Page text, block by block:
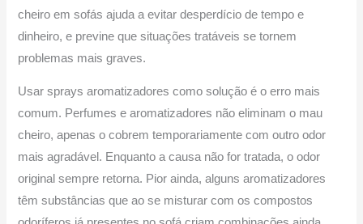
cheiro em sofás ajuda a evitar desperdício de tempo e
dinheiro, e previne que situações tratáveis se tornem
problemas mais graves.
Usar sprays aromatizadores como solução é o erro mais
comum. Perfumes e aromatizadores não eliminam o mau
cheiro, apenas o cobrem temporariamente com outro odor
mais agradável. Enquanto a causa não for tratada, o odor
original sempre retorna. Pior ainda, alguns aromatizadores
têm substâncias que ao se misturar com os compostos